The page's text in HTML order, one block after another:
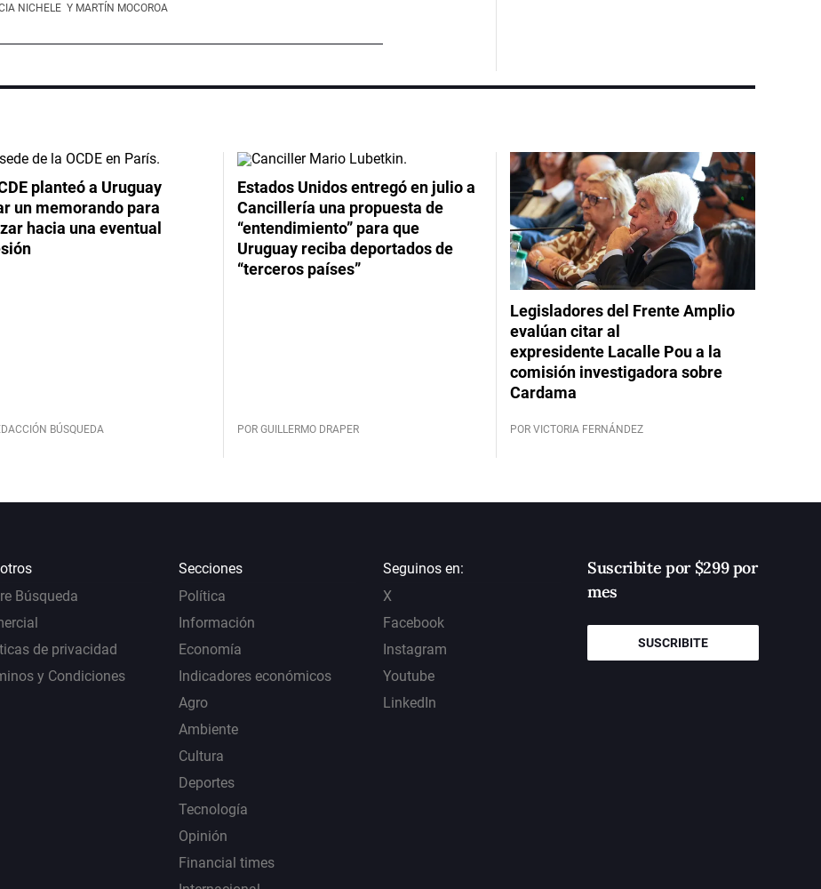
NICHELE Y MARTÍN MOCOROA
planteó a Uruguay
un memorando para
hacia una eventual
BÚSQUEDA
Estados Unidos entregó en julio a
Cancillería una propuesta de
“entendimiento” para que
Uruguay reciba deportados de
“terceros países”
POR GUILLERMO DRAPER
Legisladores del Frente Amplio
evalúan citar al
expresidente Lacalle Pou a la
comisión investigadora sobre
Cardama
POR VICTORIA FERNÁNDEZ
Búsqueda
de privacidad
y Condiciones
Secciones
Política
Información
Economía
Indicadores económicos
Agro
Ambiente
Cultura
Deportes
Tecnología
Opinión
Financial times
Seguinos en:
X
Facebook
Instagram
Youtube
LinkedIn
Suscribite por $299 por
mes
SUSCRIBITE